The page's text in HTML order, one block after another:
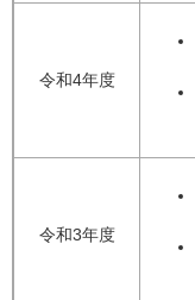
令和4年度
令和3年度